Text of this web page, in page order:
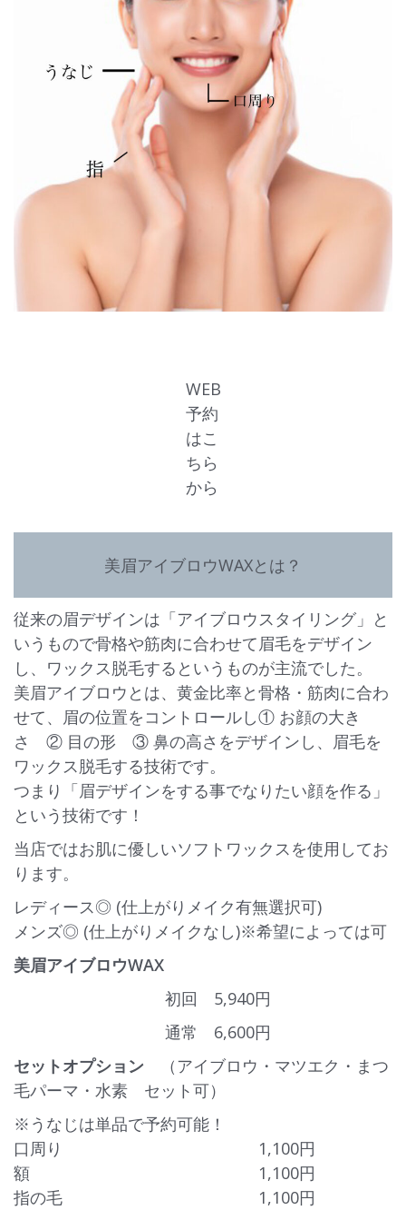
WEB
予約
はこ
ちら
から
美眉アイブロウWAXとは？
従来の眉デザインは「アイブロウスタイリング」と
いうもので骨格や筋肉に合わせて眉毛をデザイン
し、ワックス脱毛するというものが主流でした。
美眉アイブロウとは、黄金比率と骨格・筋肉に合わ
せて、眉の位置をコントロールし① お顔の大き
さ ② 目の形 ③ 鼻の高さをデザインし、眉毛を
ワックス脱毛する技術です。
つまり「眉デザインをする事でなりたい顔を作る」
という技術です！
当店ではお肌に優しいソフトワックスを使用してお
ります。
レディース◎ (仕上がりメイク有無選択可)
メンズ◎ (仕上がりメイクなし)※希望によっては可
美眉アイブロウWAX
初回 5,940円
通常 6,600円
セットオプション （アイブロウ・マツエク・まつ
毛パーマ・水素 セット可）
※うなじは単品で予約可能！
口周り 1,100円
額 1,100円
指の毛 1,100円